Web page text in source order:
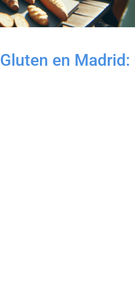
en Madrid: